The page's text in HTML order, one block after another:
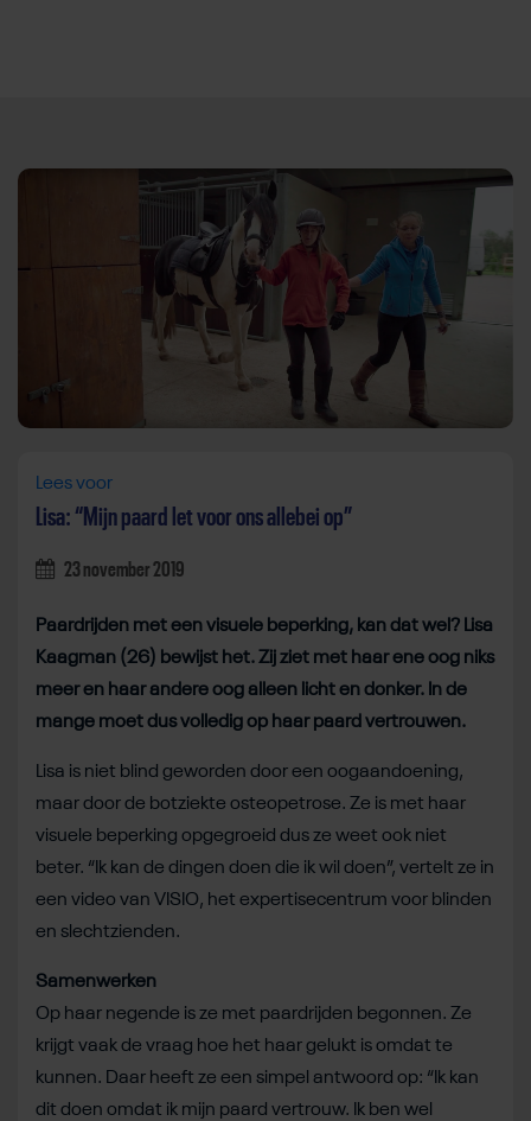
Direct door naar content
Lees voor
Lisa: “Mijn paard let voor ons allebei op”
23 november 2019
Paardrijden met een visuele beperking, kan dat wel? Lisa
Kaagman (26) bewijst het. Zij ziet met haar ene oog niks
meer en haar andere oog alleen licht en donker. In de
mange moet dus volledig op haar paard vertrouwen.
Lisa is niet blind geworden door een oogaandoening,
maar door de botziekte osteopetrose. Ze is met haar
visuele beperking opgegroeid dus ze weet ook niet
beter. “Ik kan de dingen doen die ik wil doen”, vertelt ze in
een video van VISIO, het expertisecentrum voor blinden
en slechtzienden.
Samenwerken
Op haar negende is ze met paardrijden begonnen. Ze
krijgt vaak de vraag hoe het haar gelukt is omdat te
kunnen. Daar heeft ze een simpel antwoord op: “Ik kan
dit doen omdat ik mijn paard vertrouw. Ik ben wel